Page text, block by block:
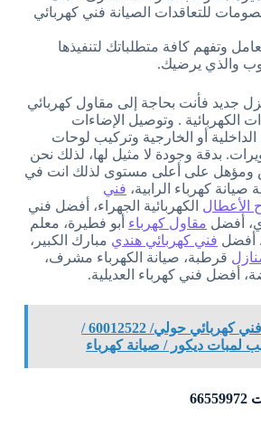
للتعاقدات الصيانة فني كهربائي
وتفهم كافة متطلباتك لتنفيذها
والذي يرضيك.
جديد فأنت بحاجة إلى مقاول كهربائي
الكهربائية . وتوصيل الإضاءات
أو الخارجية وتركيب لوحات
بدقة وجودة لا مثيل لها، لذلك نحن
على أعلى مستوى لذلك انت في
كهرباء الرابية، فني
الأعطال الكهربائية الجهراء، أفضل فني
أفضل مقاول كهرباء أبو فطيرة، معلم
أفضل فني كهربائي هندي مبارك الكبير،
قرطبة، صيانة الكهرباء مشرف،
أفضل فني كهرباء العديلية.
افضل فني كهربائي حولي/ 60012522 /
لمبات ديكور / صيانة كهرباء